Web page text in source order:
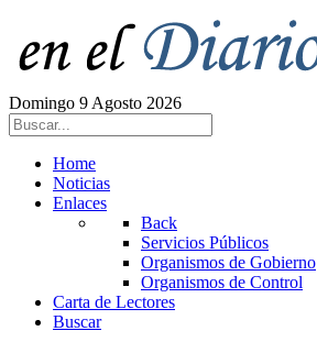
Domingo 9 Agosto 2026
Home
Noticias
Enlaces
Back
Servicios Públicos
Organismos de Gobierno
Organismos de Control
Carta de Lectores
Buscar